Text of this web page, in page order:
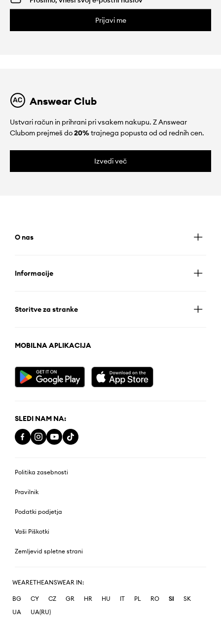
Prijavi me
Answear Club
Ustvari račun in prihrani pri vsakem nakupu. Z Answear
Clubom prejmeš do20%trajnega popusta od od rednih cen.
Izvedi več
O nas
Informacije
Storitve za stranke
MOBILNA APLIKACIJA
SLEDI NAM NA:
Politika zasebnosti
Pravilnik
Podatki podjetja
Vaši Piškotki
Zemljevid spletne strani
WEARETHEANSWEAR IN:
BG CY CZ GR HR HU IT PL RO SI
SK
UA
UA(RU)